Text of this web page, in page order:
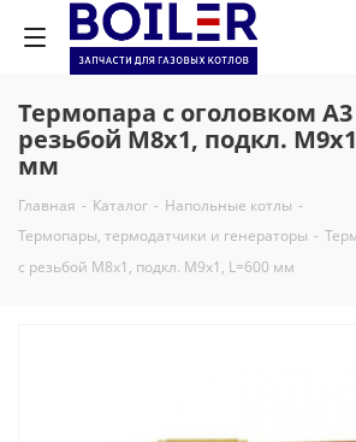
Термопара c оголовком А3
резьбой М8х1, подкл.
мм
Главная - Каталог - Напольные котлы -
Термопары, термодатчики и генераторы -
с резьбой М8х1, подкл. М9х1, L=600 мм